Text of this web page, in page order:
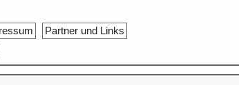
Partner und Links